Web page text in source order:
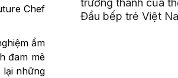
Chef
ẩm
đam mê
những
trưởng thành của
Đầu bếp trẻ Việt